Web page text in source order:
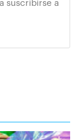
suscribirse a